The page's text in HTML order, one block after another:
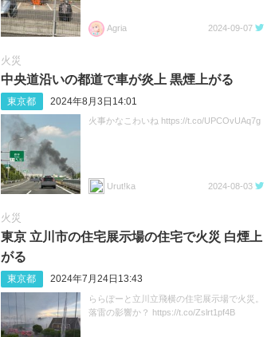
Agria 2024-09-07
火災
中央道沿いの都道で車が炎上 黒煙上がる
東京都 2024年8月3日14:01
火事かなこわいね https://t.co/UPCOvUAq7g
Urut!ka 2024-08-03
火災
東京 立川市の住宅展示場の住宅で火災 白煙上
がる
東京都 2024年7月24日13:43
ららぽーと立川立飛横の住宅展示場で火災。
落雷の影響か？ https://t.co/Zslrt1pf4B